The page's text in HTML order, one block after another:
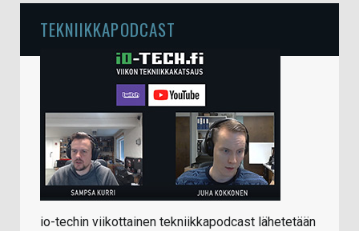
TEKNIIKKAPODCAST
io-techin viikottainen tekniikkapodcast lähetetään